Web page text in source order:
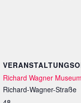
Richard Wagner Museum
Richard-Wagner-Straße